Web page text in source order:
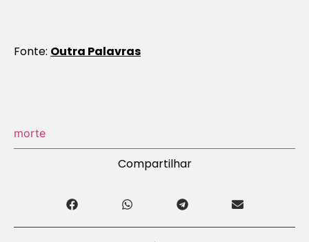
Fonte: Outra Palavras
morte
Compartilhar